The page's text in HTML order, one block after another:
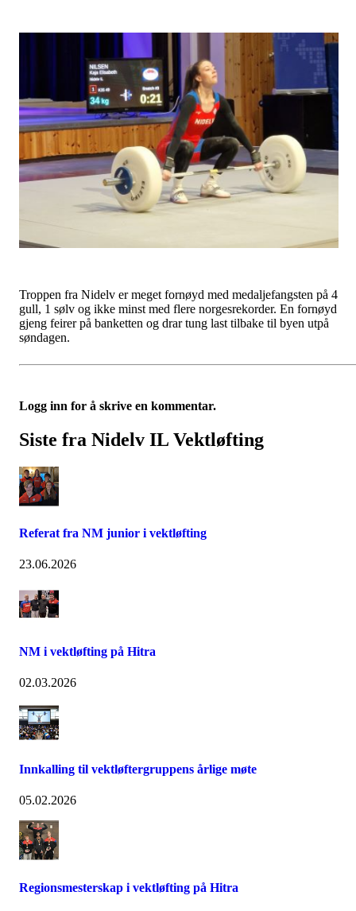
Troppen fra Nidelv er meget fornøyd med medaljefangsten på 4
gull, 1 sølv og ikke minst med flere norgesrekorder. En fornøyd
gjeng feirer på banketten og drar tung last tilbake til byen utpå
søndagen.
Logg inn for å skrive en kommentar.
Siste fra Nidelv IL Vektløfting
Referat fra NM junior i vektløfting
23.06.2026
NM i vektløfting på Hitra
02.03.2026
Innkalling til vektløftergruppens årlige møte
05.02.2026
Regionsmesterskap i vektløfting på Hitra